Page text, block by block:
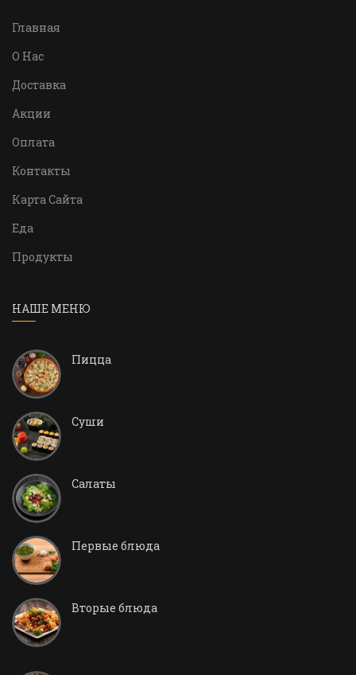
Главная
О Нас
Доставка
Акции
Оплата
Контакты
Карта Сайта
Еда
Продукты
НАШЕ МЕНЮ
Пицца
Суши
Салаты
Первые блюда
Вторые блюда